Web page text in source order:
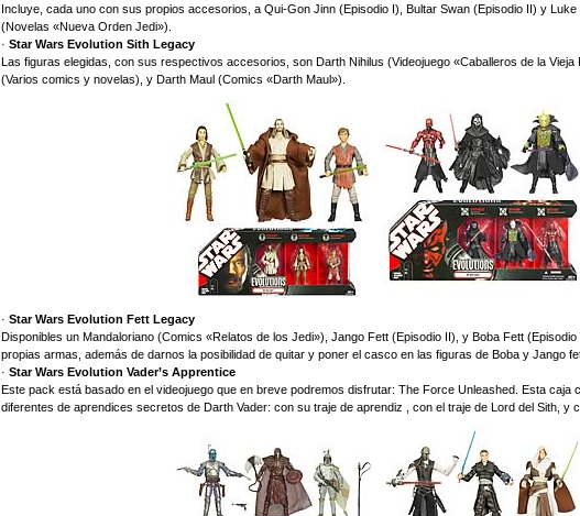
Incluye, cada uno con sus propios accesorios, a Qui-Gon Jinn (Episodio I), Bultar Swan (Episodio II) y
(Novelas «Nueva Orden Jedi»).
· Star Wars Evolution Sith Legacy
Las figuras elegidas, con sus respectivos accesorios, son Darth Nihilus (Videojuego «Caballeros de la Vieja
(Varios comics y novelas), y Darth Maul (Comics «Darth Maul»).
· Star Wars Evolution Fett Legacy
Disponibles un Mandaloriano (Comics «Relatos de los Jedi»), Jango Fett (Episodio II), y Boba Fett
propias armas, además de darnos la posibilidad de quitar y poner el casco en las figuras de Boba y Jango
· Star Wars Evolution Vader’s Apprentice
Este pack está basado en el videojuego que en breve podremos disfrutar: The Force Unleashed. Esta caja
diferentes de aprendices secretos de Darth Vader: con su traje de aprendiz , con el traje de Lord del Sith, y